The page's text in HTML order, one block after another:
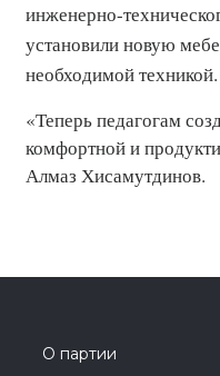
инженерно-
установили новую
необходимой техникой.
«Теперь педагогам
комфортной и
Алмаз Хисамутдинов.
О партии